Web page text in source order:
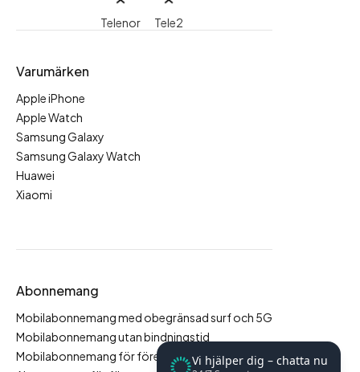
Vi hjälper dig – chatta nu
Telenor Tele2
Varumärken
Apple iPhone
Apple Watch
Samsung Galaxy
Samsung Galaxy Watch
Huawei
Xiaomi
Abonnemang
Mobilabonnemang med obegränsad surf och 5G
Mobilabonnemang utan bindningstid
Mobilabonnemang för företag